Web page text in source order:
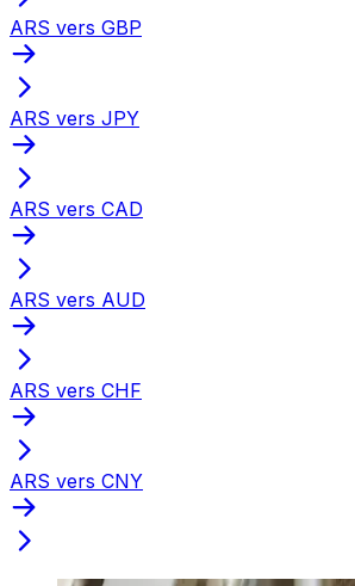
ARS vers GBP
ARS vers JPY
ARS vers CAD
ARS vers AUD
ARS vers CHF
ARS vers CNY